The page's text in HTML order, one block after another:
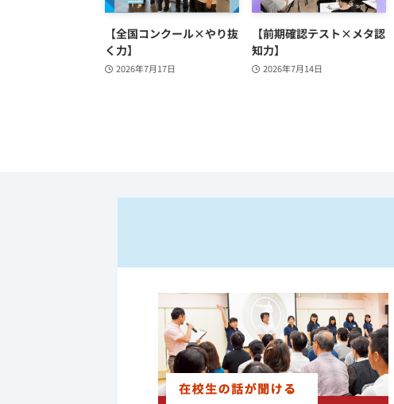
【全国コンクール×やり抜
く力】
2026年7月17日
【前期確認テスト×メタ認
知力】
2026年7月14日